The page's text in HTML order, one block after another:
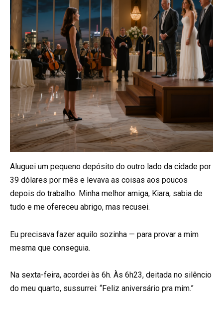
Aluguei um pequeno depósito do outro lado da cidade por
39 dólares por mês e levava as coisas aos poucos
depois do trabalho. Minha melhor amiga, Kiara, sabia de
tudo e me ofereceu abrigo, mas recusei.
Eu precisava fazer aquilo sozinha — para provar a mim
mesma que conseguia.
Na sexta-feira, acordei às 6h. Às 6h23, deitada no silêncio
do meu quarto, sussurrei: “Feliz aniversário pra mim.”